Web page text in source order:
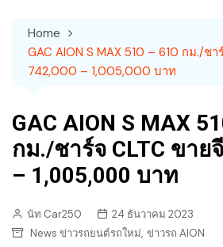
Home
GAC AION S MAX 510 – 610 กม./ช
742,000 – 1,005,000 บาท
GAC AION S MAX
กม./ชาร์จ CLTC ขาย
– 1,005,000 บาท
นัท Car250
24 ธันวาคม 2023
News ข่าวรถยนต์รถใหม่, ข่าวรถ AION